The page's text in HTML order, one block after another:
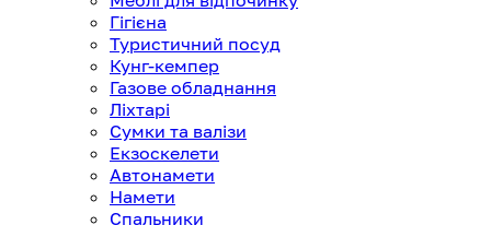
Гігієна
Туристичний посуд
Кунг-кемпер
Газове обладнання
Ліхтарі
Сумки та валізи
Екзоскелети
Автонамети
Намети
Спальники